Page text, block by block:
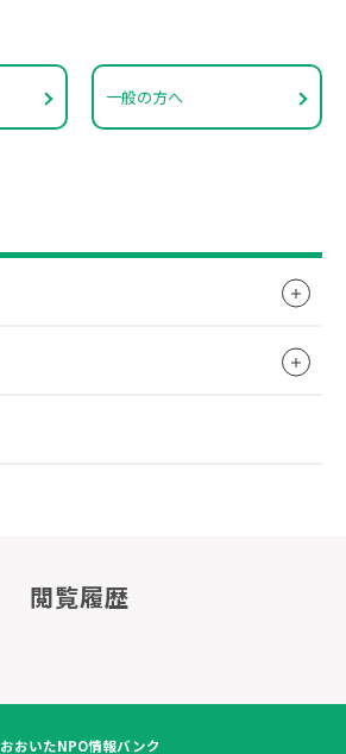
一般の方へ
閲覧履歴
おおいたNPO情報バンク